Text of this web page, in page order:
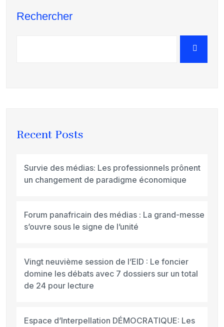
Rechercher
Recent Posts
Survie des médias: Les professionnels prônent
un changement de paradigme économique
Forum panafricain des médias : La grand-messe
s’ouvre sous le signe de l’unité
Vingt neuvième session de l’EID : Le foncier
domine les débats avec 7 dossiers sur un total
de 24 pour lecture
Espace d’Interpellation DÉMOCRATIQUE: Les